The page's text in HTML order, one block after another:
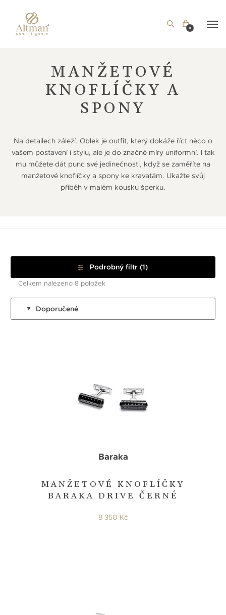
0
MANŽETOVÉ
KNOFLÍČKY A
SPONY
Na detailech záleží. Oblek je outfit, který dokáže říct něco o
vašem postavení i stylu, ale je do značné míry uniformní. I tak
mu můžete dát punc své jedinečnosti, když se zaměříte na
manžetové knoflíčky a spony ke kravatám. Ukažte svůj
příběh v malém kousku šperku.
Podrobný filtr (1)
Celkem nalezeno 8 položek
Doporučené
MANŽETOVÉ KNOFLÍČKY
BARAKA DRIVE ČERNÉ
Baraka
8 350 Kč